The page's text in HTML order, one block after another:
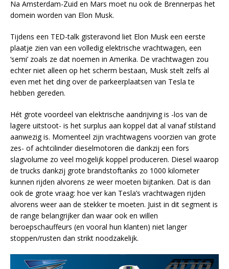
Na Amsterdam-Zuid en Mars moet nu ook de Brennerpas het
domein worden van Elon Musk.
Tijdens een TED-talk gisteravond liet Elon Musk een eerste
plaatje zien van een volledig elektrische vrachtwagen, een
‘semi’ zoals ze dat noemen in Amerika. De vrachtwagen zou
echter niet alleen op het scherm bestaan, Musk stelt zelfs al
even met het ding over de parkeerplaatsen van Tesla te
hebben gereden.
Hét grote voordeel van elektrische aandrijving is -los van de
lagere uitstoot- is het surplus aan koppel dat al vanaf stilstand
aanwezig is. Momenteel zijn vrachtwagens voorzien van grote
zes- of achtcilinder dieselmotoren die dankzij een fors
slagvolume zo veel mogelijk koppel produceren. Diesel waarop
de trucks dankzij grote brandstoftanks zo 1000 kilometer
kunnen rijden alvorens ze weer moeten bijtanken. Dat is dan
ook de grote vraag: hoe ver kan Tesla’s vrachtwagen rijden
alvorens weer aan de stekker te moeten. Juist in dit segment is
de range belangrijker dan waar ook en willen
beroepschauffeurs (en vooral hun klanten) niet langer
stoppen/rusten dan strikt noodzakelijk.